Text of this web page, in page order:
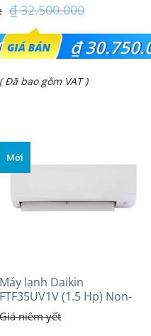
₫32.500.000
là:
₫
Giá
₫ 30.750.000.
( Đã bao gồm VAT )
Mới
Máy lạnh Daikin
FTF35UV1V (1.5 Hp) Non-
inverter Thái lan